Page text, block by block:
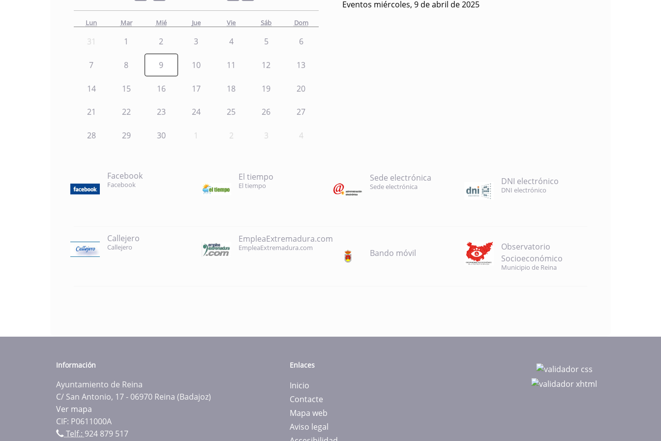
Lun Mar Mié Jue Vie Sáb Dom
31 1 2 3 4 5 6
7 8 9 10 11 12 13
14 15 16 17 18 19 20
21 22 23 24 25 26 27
28 29 30 1 2 3 4
Eventos miércoles, 9 de abril de 2025
Facebook
Facebook
El tiempo
El tiempo
Sede electrónica
Sede electrónica DNI electrónico
DNI electrónico
Callejero
Callejero
EmpleaExtremadura.com
EmpleaExtremadura.com
Bando móvil
Observatorio
Socioeconómico
Municipio de Reina
Información
Ayuntamiento de Reina
C/ San Antonio, 17 - 06970 Reina (Badajoz)
Ver mapa
CIF: P0611000A
Telf.:924 879 517
Enlaces
Inicio
Contacte
Mapa web
Aviso legal